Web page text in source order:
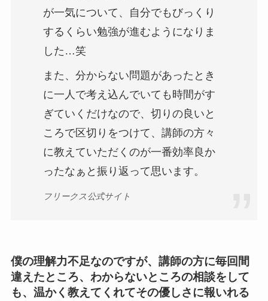
が一気について、自分でもびっくり
するくらい勉強が進むようになりま
した…笑
また、分からない問題があったとき
に一人で考え込んでいても時間がす
ぎていくだけなので、切りの良いと
ころで区切りをつけて、講師の方々
に教えていただくのが一番効率良か
ったなぁと振り返って思います。
フリークス公式サイト
僕の理解力不足なのですが、講師の方に毎回間
違えたところ、わからないところの相談をして
も、温かく教えてくれてその優しさに報いれる